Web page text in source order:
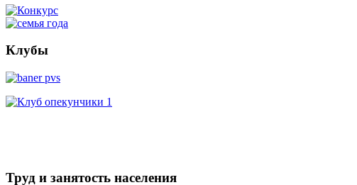
Клубы
Труд и занятость населения